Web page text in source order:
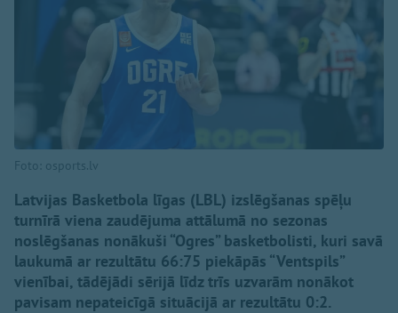
Foto: osports.lv
Latvijas Basketbola līgas (LBL) izslēgšanas spēļu
turnīrā viena zaudējuma attālumā no sezonas
noslēgšanas nonākuši “Ogres” basketbolisti, kuri savā
laukumā ar rezultātu 66:75 piekāpās “Ventspils”
vienībai, tādējādi sērijā līdz trīs uzvarām nonākot
pavisam nepateicīgā situācijā ar rezultātu 0:2.